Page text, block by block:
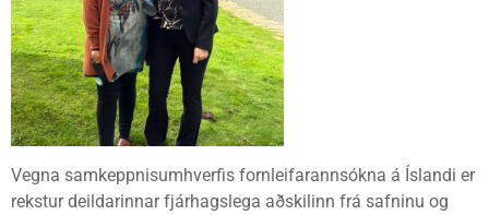
Vegna samkeppnisumhverfis fornleifarannsókna á Íslandi er
rekstur deildarinnar fjárhagslega aðskilinn frá safninu og